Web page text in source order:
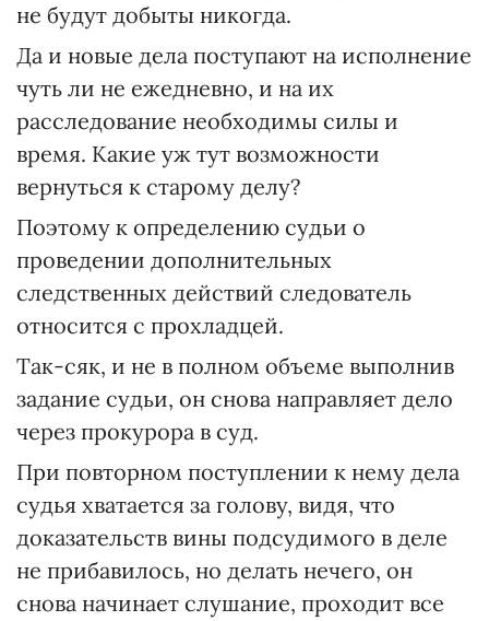
не будут добыты никогда.
Да и новые дела поступают на исполнение
чуть ли не ежедневно, и на их
расследование необходимы силы и
время. Какие уж тут возможности
вернуться к старому делу?
Поэтому к определению судьи о
проведении дополнительных
следственных действий следователь
относится с прохладцей.
Так-сяк, и не в полном объеме выполнив
задание судьи, он снова направляет дело
через прокурора в суд.
При повторном поступлении к нему дела
судья хватается за голову, видя, что
доказательств вины подсудимого в деле
не прибавилось, но делать нечего, он
снова начинает слушание, проходит все